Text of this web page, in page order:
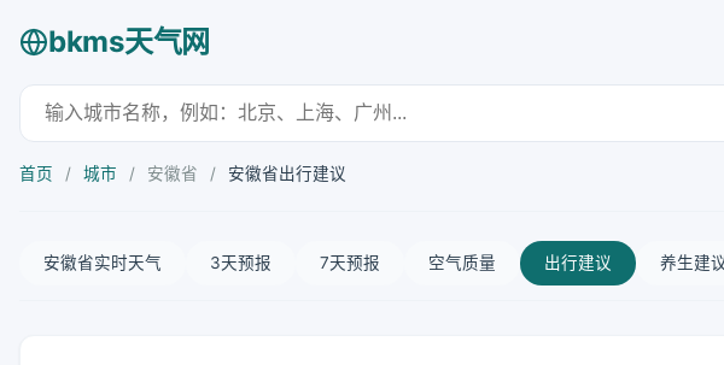
bkms天气网
首页 / 城市 / 安徽省 / 安徽省出行建议
安徽省实时天气 3天预报 7天预报 空气质量 出行建议 养生建